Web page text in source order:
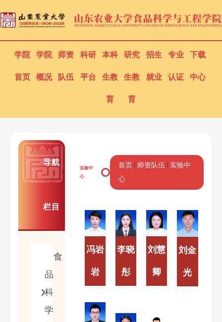
学院
首页
学院
概况
师资
队伍
科研
平台
本科
生教
育
研究
生教
育
招生
就业
专业
认证
下载
中心
导航
栏目
食
品
科
学
实验中
心
首页 师资队伍
实验中
心
冯岩
岩
李晓
彤
刘慧
卿
刘金
光